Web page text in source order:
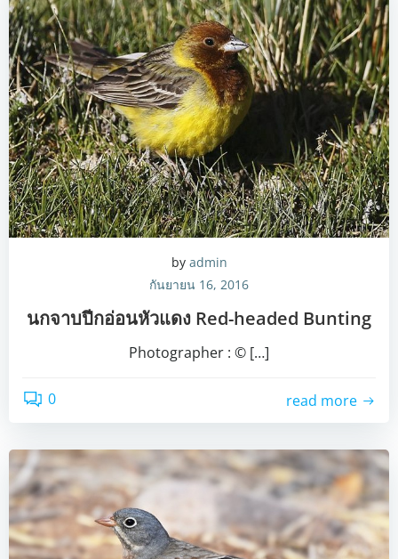
by admin
กันยายน 16, 2016
นกจาบปีกอ่อนหัวแดง Red-headed Bunting
Photographer : © […]
0 read more